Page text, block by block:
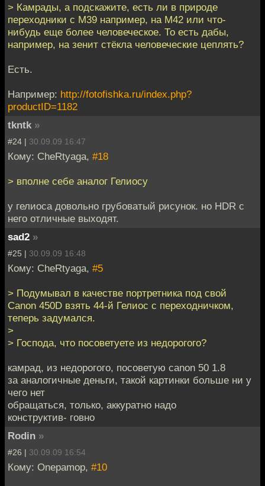
> Камрады, а подскажите, есть ли в природе
переходники с М39 например, на М42 или что-
нибудь еще более человеческое. То есть дабы,
например, на зенит стёкла человеческие цеплять?
Есть.
Например: http://fotofishka.ru/index.php?
productID=1182
tkntk »
#24 | 30.09.09 16:47
Кому: CheRtyaga, #18
> вполне себе аналог Гелиосу
у гелиоса довольно грубоватый рисунок. но HDR с
него отличные выходят.
sad2 »
#25 | 30.09.09 16:48
Кому: CheRtyaga, #5
> Подумывал в качестве портретника под свой
Canon 450D взять 44-й Гелиос с переходничком,
теперь задумался.
>
> Господа, что посоветуете из недорогого?
камрад, из недорогого, посоветую canon 50 1.8
за аналогичные деньги, такой картинки больше ни у
чего нет
обращаться, только, аккуратно надо
конструктив- говно
Rodin »
#26 | 30.09.09 16:54
Кому: Onepamop, #10